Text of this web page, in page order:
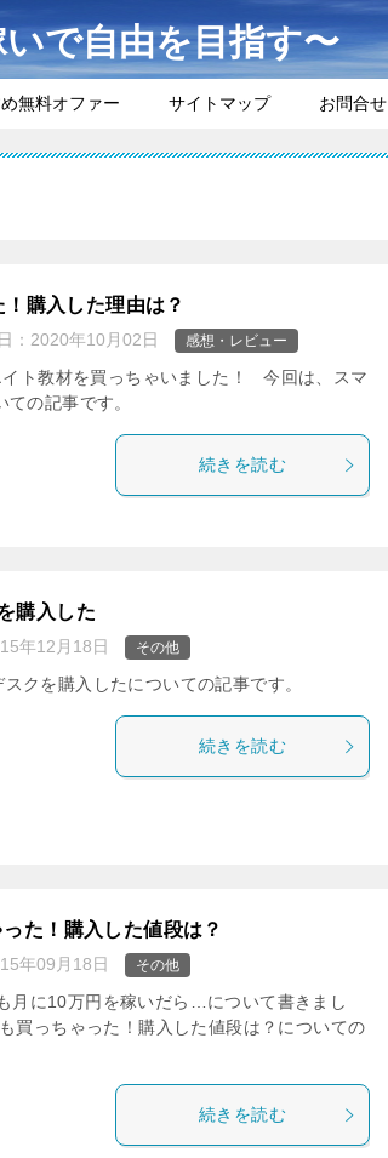
で自由を目指す〜
無料オファー サイトマップ お問合せ
購入した理由は？
： 2020年10月02日 感想・レビュー
ト教材を買っちゃいました！ 今回は、スマ
ての記事です。
続きを読む
購入した
年12月18日 その他
クを購入したについての記事です。
続きを読む
た！購入した値段は？
年09月18日 その他
月に10万円を稼いだら…について書きまし
買っちゃった！購入した値段は？についての
続きを読む